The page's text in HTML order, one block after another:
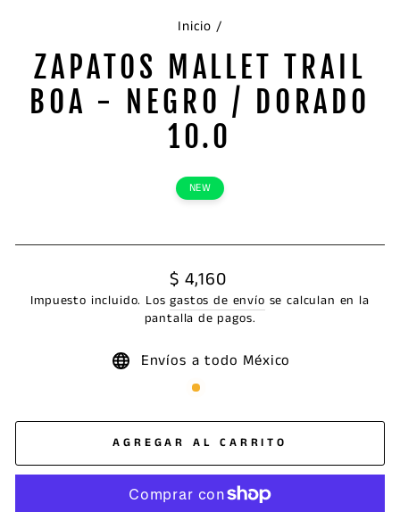
Inicio /
ZAPATOS MALLET TRAIL
BOA - NEGRO / DORADO
10.0
NEW
Precio
habitual
$ 4,160
Impuesto incluido. Losgastos de envío se calculan en la
pantalla de pagos.
Envíos a todo México
AGREGAR AL CARRITO